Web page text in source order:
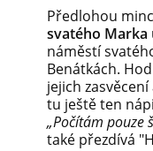
Předlohou
svatého Marka
náměstí
Benátkách.
jejich
tu ještě ten
„Počítám pouze
také přezdívá